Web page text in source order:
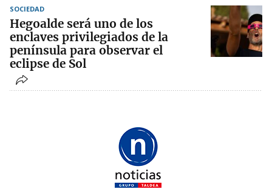
SOCIEDAD
Hegoalde será uno de los
enclaves privilegiados de la
península para observar el
eclipse de Sol